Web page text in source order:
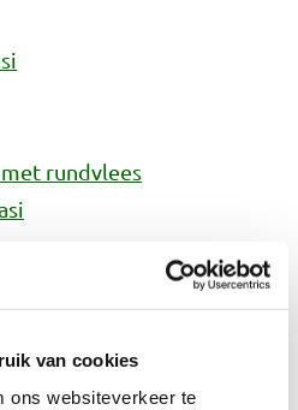
van cookies
ons websiteverkeer te
rundvlees
dat de ingrediënten